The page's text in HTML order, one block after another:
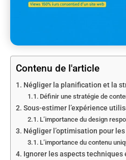
Contenu de l'article
Négliger la planification et la
Définir une stratégie de
Sous-estimer l’expérience
L’importance du design
Négliger l’optimisation pour
L’importance du contenu
Ignorer les aspects techniques